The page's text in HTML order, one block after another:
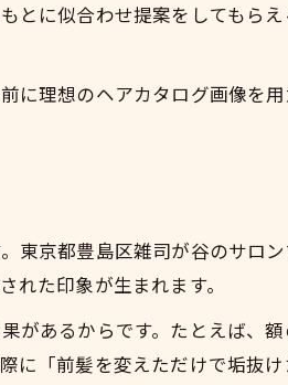
とに似合わせ提案をしてもら
に理想のヘアカタログ画像を
東京都豊島区雑司が谷のサロ
た印象が生まれます。
があるからです。たとえば、
に「前髪を変えただけで垢抜